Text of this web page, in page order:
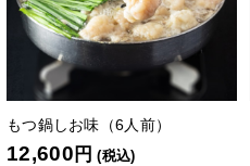
もつ鍋しお味（6人前）
12,600 円 (税込)